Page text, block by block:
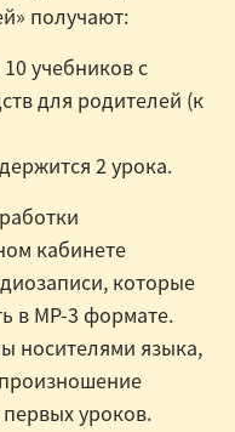
получают:
10 учебников с
для родителей (к
2 урока.
кабинете
которые
в MP-3 формате.
носителями языка,
уроков.